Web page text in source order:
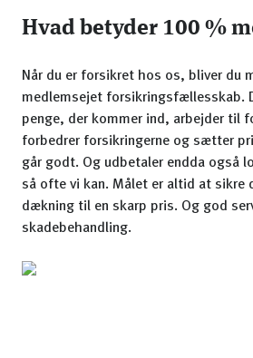
Hvad betyder 100 %
Når du er forsikret hos os, bliver du
medlemsejet forsikringsfællesskab.
penge, der kommer ind, arbejder til
forbedrer forsikringerne og sætter
går godt. Og udbetaler endda også
så ofte vi kan. Målet er altid at sikre
dækning til en skarp pris. Og god
skadebehandling.